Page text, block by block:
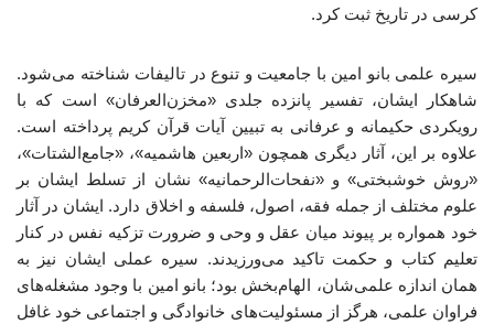
کرسی در تاریخ ثبت کرد.
سیره علمی بانو امین با جامعیت و تنوع در تالیفات شناخته می‌شود.
شاهکار ایشان، تفسیر پانزده جلدی «مخزن‌العرفان» است که با
رویکردی حکیمانه و عرفانی به تبیین آیات قرآن کریم پرداخته است.
علاوه بر این، آثار دیگری همچون «اربعین هاشمیه»، «جامع‌الشتات»،
«روش خوشبختی» و «نفحات‌الرحمانیه» نشان از تسلط ایشان بر
علوم مختلف از جمله فقه، اصول، فلسفه و اخلاق دارد. ایشان در آثار
خود همواره بر پیوند میان عقل و وحی و ضرورت تزکیه نفس در کنار
تعلیم کتاب و حکمت تاکید می‌ورزیدند. سیره عملی ایشان نیز به
همان اندازه علمی‌شان، الهام‌بخش بود؛ بانو امین با وجود مشغله‌های
فراوان علمی، هرگز از مسئولیت‌های خانوادگی و اجتماعی خود غافل